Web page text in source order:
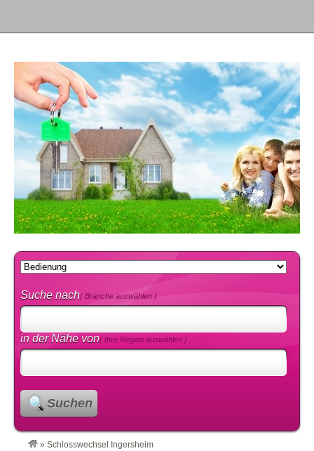
Suche nach( Branche auswählen )
in der Nähe von( Ihre Region auswählen )
Suchen
» Schlosswechsel Ingersheim